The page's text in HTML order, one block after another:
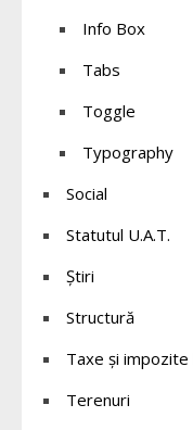
Info Box
Tabs
Toggle
Typography
Social
Statutul U.A.T.
Știri
Structură
Taxe și impozite
Terenuri